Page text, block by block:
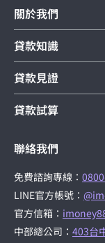
關於我們
貸款知識
貸款見證
貸款試算
聯絡我們
免費諮詢專線：
LINE官方帳號：
官方信箱：
中部總公司： 403台